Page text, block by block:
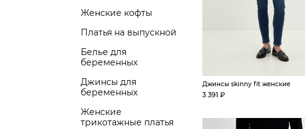
Женские кофты
Платья на выпускной
Белье для
беременных
Джинсы для
беременных
Женские
трикотажные платья
Джинсы skinny fit женские
3 391 ₽